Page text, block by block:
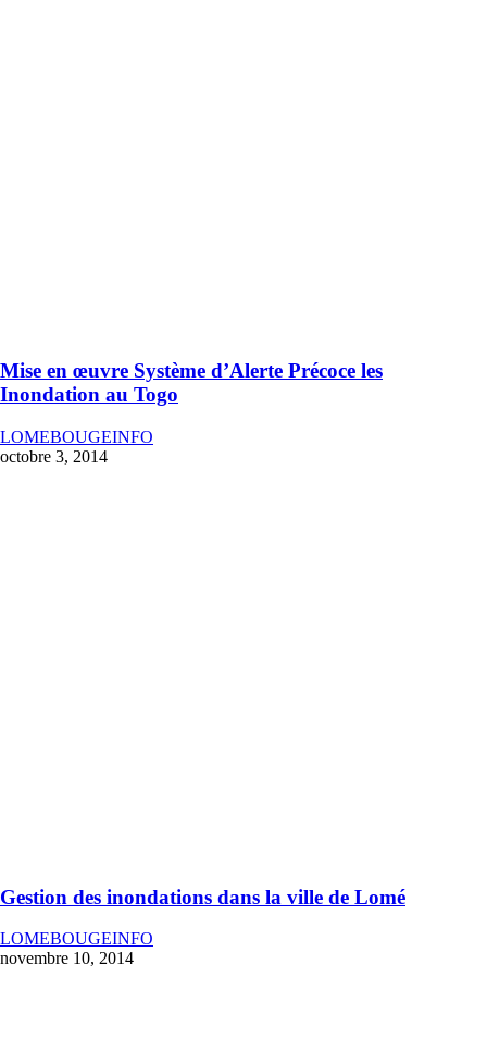
Mise en œuvre Système d’Alerte Précoce les
Inondation au Togo
LOMEBOUGEINFO
octobre 3, 2014
Gestion des inondations dans la ville de Lomé
LOMEBOUGEINFO
novembre 10, 2014